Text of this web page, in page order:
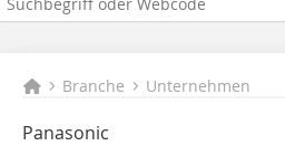
Branche Unternehmen
Panasonic